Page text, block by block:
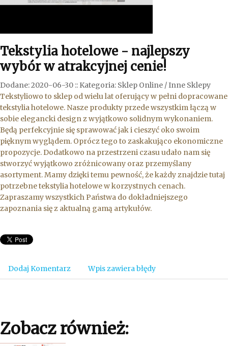
Tekstylia hotelowe - najlepszy
wybór w atrakcyjnej cenie!
Dodane: 2020-06-30 :: Kategoria: Sklep Online / Inne Sklepy
Tekstyliowo to sklep od wielu lat oferujący w pełni dopracowane
tekstylia hotelowe. Nasze produkty przede wszystkim łączą w
sobie elegancki design z wyjątkowo solidnym wykonaniem.
Będą perfekcyjnie się sprawować jak i cieszyć oko swoim
pięknym wyglądem. Oprócz tego to zaskakująco ekonomiczne
propozycje. Dodatkowo na przestrzeni czasu udało nam się
stworzyć wyjątkowo zróżnicowany oraz przemyślany
asortyment. Mamy dzięki temu pewność, że każdy znajdzie tutaj
potrzebne tekstylia hotelowe w korzystnych cenach.
Zapraszamy wszystkich Państwa do dokładniejszego
zapoznania się z aktualną gamą artykułów.
Dodaj Komentarz Wpis zawiera błędy
Zobacz również: